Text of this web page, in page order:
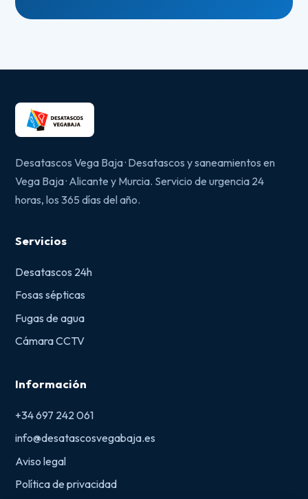
Desatascos Vega Baja · Desatascos y saneamientos en
Vega Baja · Alicante y Murcia. Servicio de urgencia 24
horas, los 365 días del año.
Servicios
Desatascos 24h
Fosas sépticas
Fugas de agua
Cámara CCTV
Información
+34 697 242 061
info@desatascosvegabaja.es
Aviso legal
Política de privacidad